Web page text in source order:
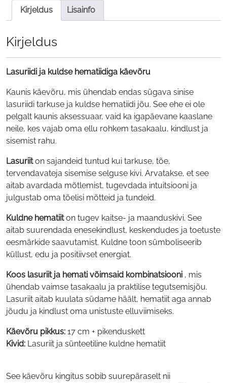
Kirjeldus Lisainfo
Kirjeldus
Lasuriidi ja kuldse hematiidiga käevõru
Kaunis käevõru, mis ühendab endas sügava sinise
lasuriidi tarkuse ja kuldse hematiidi jõu. See ehe ei ole
pelgalt kaunis aksessuaar, vaid ka igapäevane kaaslane
neile, kes vajab oma ellu rohkem tasakaalu, kindlust ja
sisemist rahu.
Lasuriiton sajandeid tuntud kui tarkuse, tõe,
tervendavateja sisemise selguse kivi. Arvatakse, et see
aitab avardada mõtlemist, tugevdada intuitsiooni ja
julgustab oma tõelisi mõtteid ja tundeid.
Kuldne hematiiton tugev kaitse- ja maanduskivi. See
aitab suurendada enesekindlust, keskendudes ja toetuste
eesmärkide saavutamist. Kuldne toon sümboliseerib
küllust, edu ja positiivset energiat.
Koos lasuriit ja hemati võimsaid kombinatsiooni , mis
ühendab vaimse tasakaalu ja praktilise tegutsemisjõu.
Lasuriit aitab kuulata südame häält, hematiit aga annab
jõudu ja kindlust oma unistuste elluviimiseks.
Käevõru pikkus: 17 cm + pikenduskett
Kivid: Lasuriit ja sünteetiline kuldne hematiit
See käevõru kingitus sobib suurepäraselt nii